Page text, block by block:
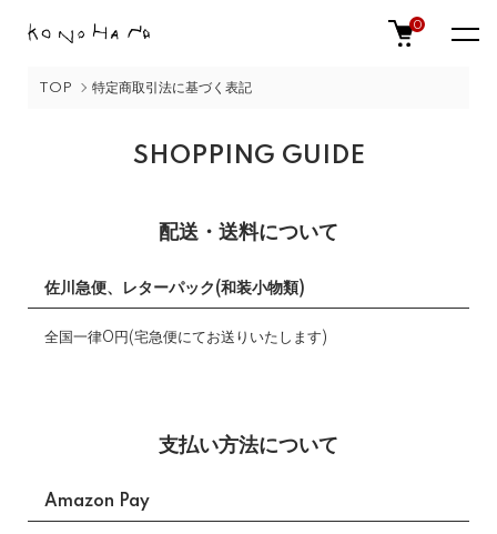
0
TOP 特定商取引法に基づく表記
SHOPPING GUIDE
配送・送料について
佐川急便、レターパック(和装小物類)
全国一律0円(宅急便にてお送りいたします)
支払い方法について
Amazon Pay